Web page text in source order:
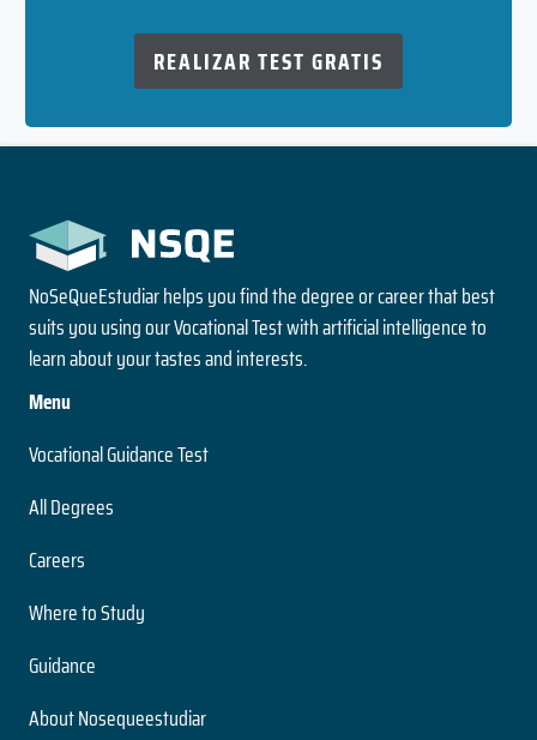
REALIZAR TEST GRATIS
NoSeQueEstudiar helps you find the degree or career that best
suits you using our Vocational Test with artificial intelligence to
learn about your tastes and interests.
Menu
Vocational Guidance Test
All Degrees
Careers
Where to Study
Guidance
About Nosequeestudiar